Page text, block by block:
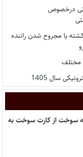
درخصوص
یا مجروح شدن راننده
مختلف
سال 1405
سوخت از کارت سوخت به